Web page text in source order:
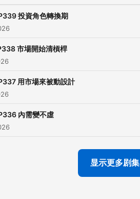
投資角色轉換期
市場開始清槓桿
用市場來被動設計
內需變不虛
显示更多剧集